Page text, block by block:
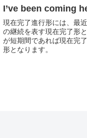
I’ve been coming
現在完了進行形には、最
の継続を表す現在完了形
が短期間であれば現在完
形となります。